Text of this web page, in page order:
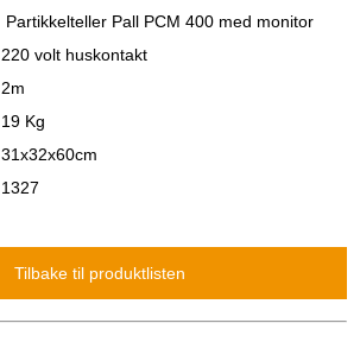
Partikkelteller Pall PCM 400 med monitor
220 volt huskontakt
2m
19 Kg
31x32x60cm
1327